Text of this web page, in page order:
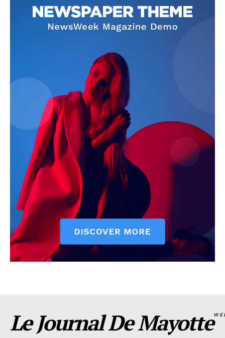
Le Journal De Mayotte